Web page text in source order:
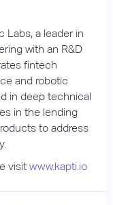
Labs, a leader in
with an R&D
fintech
and robotic
in deep technical
in the lending
to address
visit www.kapti.io